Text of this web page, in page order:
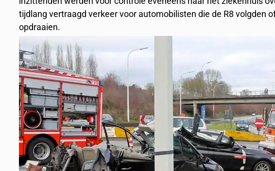
tijdlang vertraagd verkeer voor automobilisten die de R8 volgden
opdraaien.